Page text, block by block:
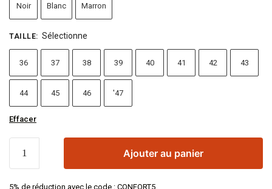
Noir Blanc Marron
TAILLE: Sélectionne
36 37 38 39 40 41 42 43
44 45 46 '47
Effacer
Ajouter au panier
5% de réduction avec le code : CONFORT5